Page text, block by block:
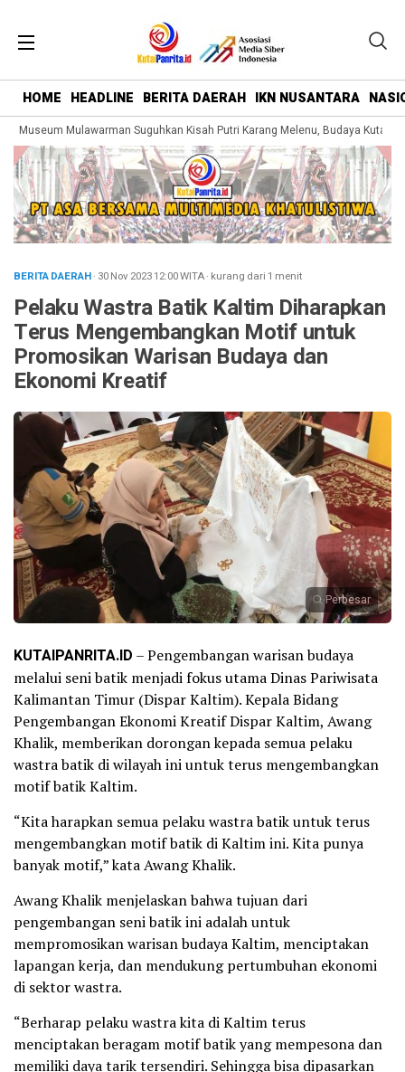
HOME HEADLINE BERITA DAERAH IKN NUSANTARA
Museum Mulawarman Suguhkan Kisah Putri Karang Melenu, Budaya Kutai
BERITA DAERAH· 30 Nov 202312:00WITA· kurang dari 1 menit
Pelaku Wastra Batik Kaltim Diharapkan
Terus Mengembangkan Motif untuk
Promosikan Warisan Budaya dan
Ekonomi Kreatif
Perbesar
KUTAIPANRITA.ID – Pengembangan warisan budaya
melalui seni batik menjadi fokus utama Dinas Pariwisata
Kalimantan Timur (Dispar Kaltim). Kepala Bidang
Pengembangan Ekonomi Kreatif Dispar Kaltim, Awang
Khalik, memberikan dorongan kepada semua pelaku
wastra batik di wilayah ini untuk terus mengembangkan
motif batik Kaltim.
“Kita harapkan semua pelaku wastra batik untuk terus
mengembangkan motif batik di Kaltim ini. Kita punya
banyak motif,” kata Awang Khalik.
Awang Khalik menjelaskan bahwa tujuan dari
pengembangan seni batik ini adalah untuk
mempromosikan warisan budaya Kaltim, menciptakan
lapangan kerja, dan mendukung pertumbuhan ekonomi
di sektor wastra.
“Berharap pelaku wastra kita di Kaltim terus
menciptakan beragam motif batik yang mempesona dan
memiliki daya tarik tersendiri. Sehingga bisa dipasarkan